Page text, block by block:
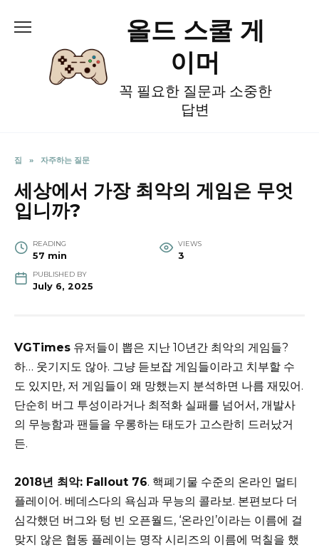
올드 스쿨 게
이머
꼭 필요한 질문과 소중한
답변
집 » 자주하는 질문
세상에서 가장 최악의 게임은 무엇
입니까?
READING
57 min
VIEWS
3
PUBLISHED BY
July 6, 2025
VGTimes 유저들이 뽑은 지난 10년간 최악의 게임들?
하… 웃기지도 않아. 그냥 듣보잡 게임들이라고 치부할 수
도 있지만, 저 게임들이 왜 망했는지 분석하면 나름 재밌어.
단순히 버그 투성이라거나 최적화 실패를 넘어서, 개발사
의 무능함과 팬들을 우롱하는 태도가 고스란히 드러났거
든.
2018년 최악: Fallout 76. 핵폐기물 수준의 온라인 멀티
플레이어. 베데스다의 욕심과 무능의 콜라보. 본편보다 더
심각했던 버그와 텅 빈 오픈월드, ‘온라인’이라는 이름에 걸
맞지 않은 협동 플레이는 명작 시리즈의 이름에 먹칠을 했